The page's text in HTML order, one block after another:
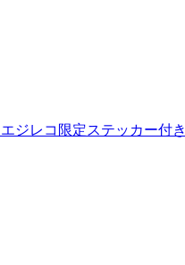
ジレコ限定ステッカー付